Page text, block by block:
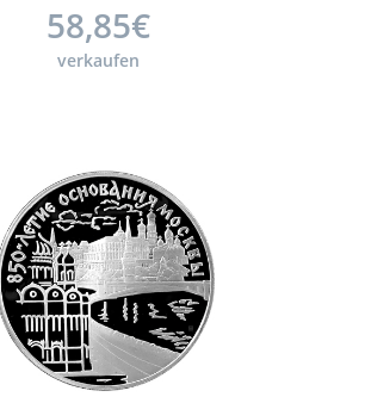
58,85€
verkaufen